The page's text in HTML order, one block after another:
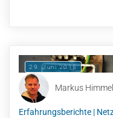
29. Juni 2015
Markus
Erfahrungsberichte |